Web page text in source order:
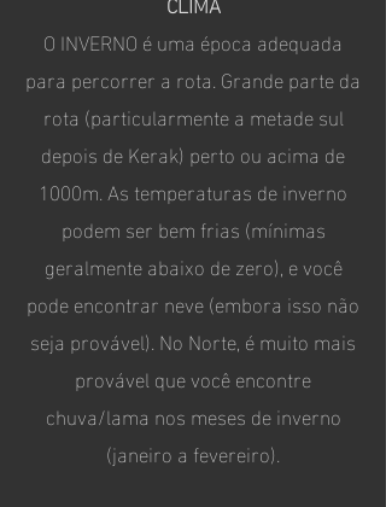
O INVERNO é uma época adequada
para percorrer a rota. Grande parte da
rota (particularmente a metade sul
depois de Kerak) perto ou acima de
1000m. As temperaturas de inverno
podem ser bem frias (mínimas
geralmente abaixo de zero), e você
pode encontrar neve (embora isso não
seja provável). No Norte, é muito mais
provável que você encontre
chuva/lama nos meses de inverno
(janeiro a fevereiro).